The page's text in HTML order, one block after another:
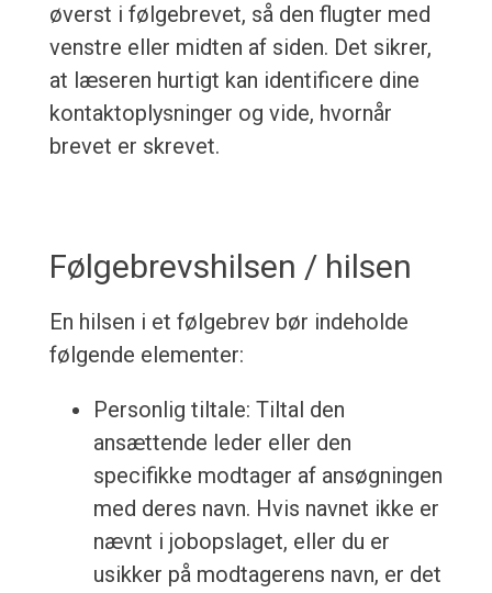
øverst i følgebrevet, så den flugter med
venstre eller midten af siden. Det sikrer,
at læseren hurtigt kan identificere dine
kontaktoplysninger og vide, hvornår
brevet er skrevet.
Følgebrevshilsen / hilsen
En hilsen i et følgebrev bør indeholde
følgende elementer:
Personlig tiltale: Tiltal den
ansættende leder eller den
specifikke modtager af ansøgningen
med deres navn. Hvis navnet ikke er
nævnt i jobopslaget, eller du er
usikker på modtagerens navn, er det